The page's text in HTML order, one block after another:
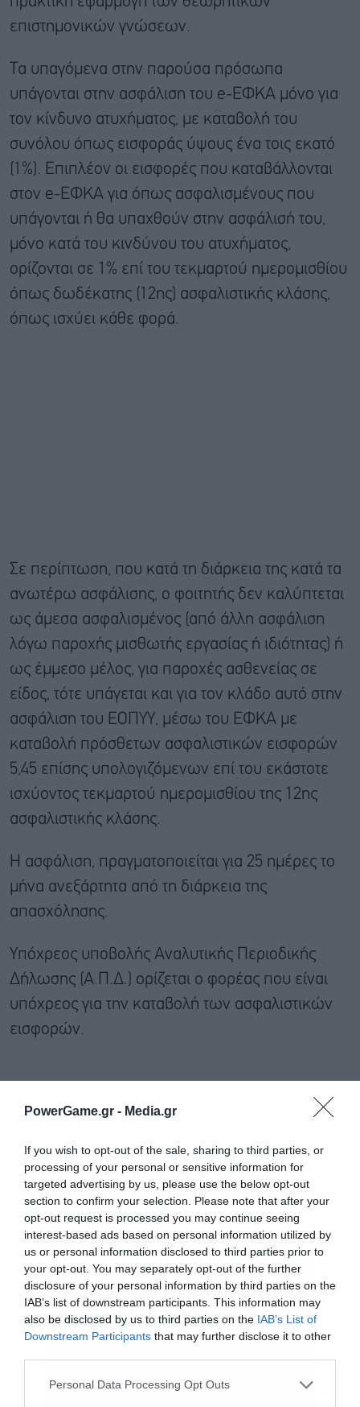
PowerGame.gr - Media.gr
If you wish to opt-out of the sale, sharing to third parties, or
processing of your personal or sensitive information for
targeted advertising by us, please use the below opt-out
section to confirm your selection. Please note that after your
opt-out request is processed you may continue seeing
interest-based ads based on personal information utilized by
us or personal information disclosed to third parties prior to
your opt-out. You may separately opt-out of the further
disclosure of your personal information by third parties on the
IAB’s list of downstream participants. This information may
also be disclosed by us to third parties on the IAB’s List of
Downstream Participants that may further disclose it to other
Personal Data Processing Opt Outs
επιστημονικών γνώσεων.
Τα υπαγόμενα στην παρούσα πρόσωπα
υπάγονται στην ασφάλιση του e-ΕΦΚΑ μόνο για
τον κίνδυνο ατυχήματος, με καταβολή του
συνόλου όπως εισφοράς ύψους ένα τοις εκατό
(1%). Επιπλέον οι εισφορές που καταβάλλονται
στον e-ΕΦΚΑ για όπως ασφαλισμένους που
υπάγονται ή θα υπαχθούν στην ασφάλισή του,
μόνο κατά του κινδύνου του ατυχήματος,
ορίζονται σε 1% επί του τεκμαρτού ημερομισθίου
όπως δωδέκατης (12ης) ασφαλιστικής κλάσης,
όπως ισχύει κάθε φορά.
Σε περίπτωση, που κατά τη διάρκεια της κατά τα
ανωτέρω ασφάλισης, ο φοιτητής δεν καλύπτεται
ως άμεσα ασφαλισμένος (από άλλη ασφάλιση
λόγω παροχής μισθωτής εργασίας ή ιδιότητας) ή
ως έμμεσο μέλος, για παροχές ασθενείας σε
είδος, τότε υπάγεται και για τον κλάδο αυτό στην
ασφάλιση του ΕΟΠΥΥ, μέσω του ΕΦΚΑ με
καταβολή πρόσθετων ασφαλιστικών εισφορών
5,45 επίσης υπολογιζόμενων επί του εκάστοτε
ισχύοντος τεκμαρτού ημερομισθίου της 12ης
ασφαλιστικής κλάσης.
Η ασφάλιση, πραγματοποιείται για 25 ημέρες το
μήνα ανεξάρτητα από τη διάρκεια της
απασχόλησης.
Υπόχρεος υποβολής Αναλυτικής Περιοδικής
Δήλωσης (Α.Π.Δ.) ορίζεται ο φορέας που είναι
υπόχρεος για την καταβολή των ασφαλιστικών
εισφορών.
Διαβάστε επίσης
Τα 9 κολέγια που θα κάνουν αίτηση για ίδρυση
Ανοίγουν ξανά τα σχολεία σε Σαντορίνη, Αμοργό,
Εγγραφή στο
newsletter